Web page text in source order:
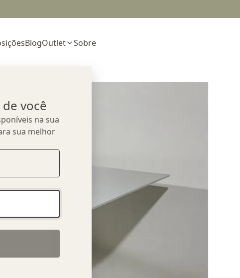
BlogOutlet Sobre
você
na sua
sua melhor